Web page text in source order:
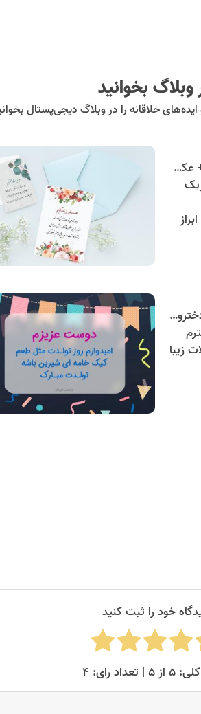
وبلاگ بخوانید
خلاقانه را در وبلاگ دیجی‌پستال
100 متن و پیامک تبریک تولد زیبا + عکس نوشته تبریک تولد
40 متن جذاب و خاص و احساسی دخترونه برای تبریک تولد دخترم
زیبا
خود را ثبت کنید
رای: ۴